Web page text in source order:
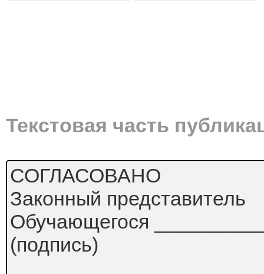
Текстовая часть
СОГЛАСОВАНО
Законный представитель
Обучающегося
(подпись)